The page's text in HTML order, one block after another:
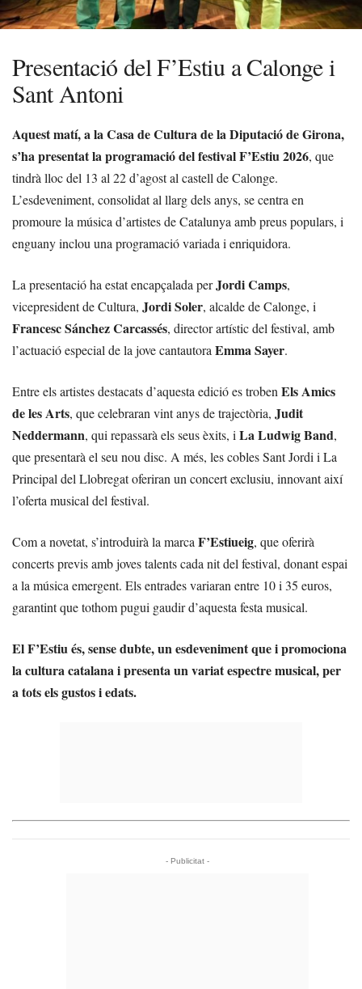
Presentació del F’Estiu a Calonge i
Sant Antoni
Aquest matí, a la Casa de Cultura de la Diputació de Girona,
s’ha presentat la programació del festival F’Estiu 2026, que
tindrà lloc del 13 al 22 d’agost al castell de Calonge.
L’esdeveniment, consolidat al llarg dels anys, se centra en
promoure la música d’artistes de Catalunya amb preus populars, i
enguany inclou una programació variada i enriquidora.
La presentació ha estat encapçalada perJordi Camps,
vicepresident de Cultura, Jordi Soler, alcalde de Calonge, i
Francesc Sánchez Carcassés, director artístic del festival, amb
l’actuació especial de la jove cantautora Emma Sayer.
Entre els artistes destacats d’aquesta edició es troben Els Amics
de les Arts, que celebraran vint anys de trajectòria, Judit
Neddermann, qui repassarà els seus èxits, i La Ludwig Band,
que presentarà el seu nou disc. A més, les cobles Sant Jordi i La
Principal del Llobregat oferiran un concert exclusiu, innovant així
l’oferta musical del festival.
Com a novetat, s’introduirà la marca F’Estiueig, que oferirà
concerts previs amb joves talents cada nit del festival, donant espai
a la música emergent. Els entrades variaran entre 10 i 35 euros,
garantint que tothom pugui gaudir d’aquesta festa musical.
El F’Estiu és, sense dubte, un esdeveniment que i promociona
la cultura catalana i presenta un variat espectre musical, per
a tots els gustos i edats.
- Publicitat -